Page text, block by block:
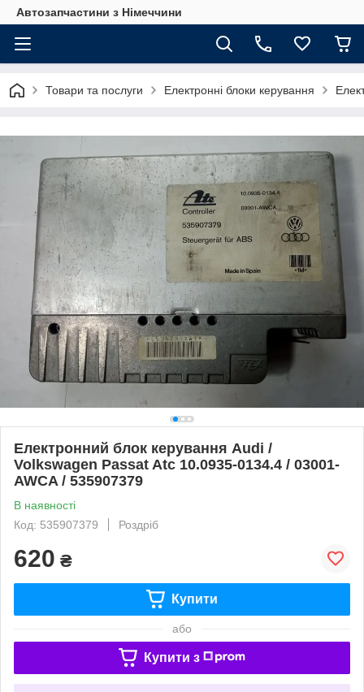
Автозапчастини з Німеччини
Товари та послуги Електронні блоки керування
Електронний блок керування Audi /
Volkswagen Passat Atc 10.0935-0134.4 / 03001-
AWCA / 535907379
В наявності
Код: 535907379
Роздріб
620 ₴
Купити
або
Купити з